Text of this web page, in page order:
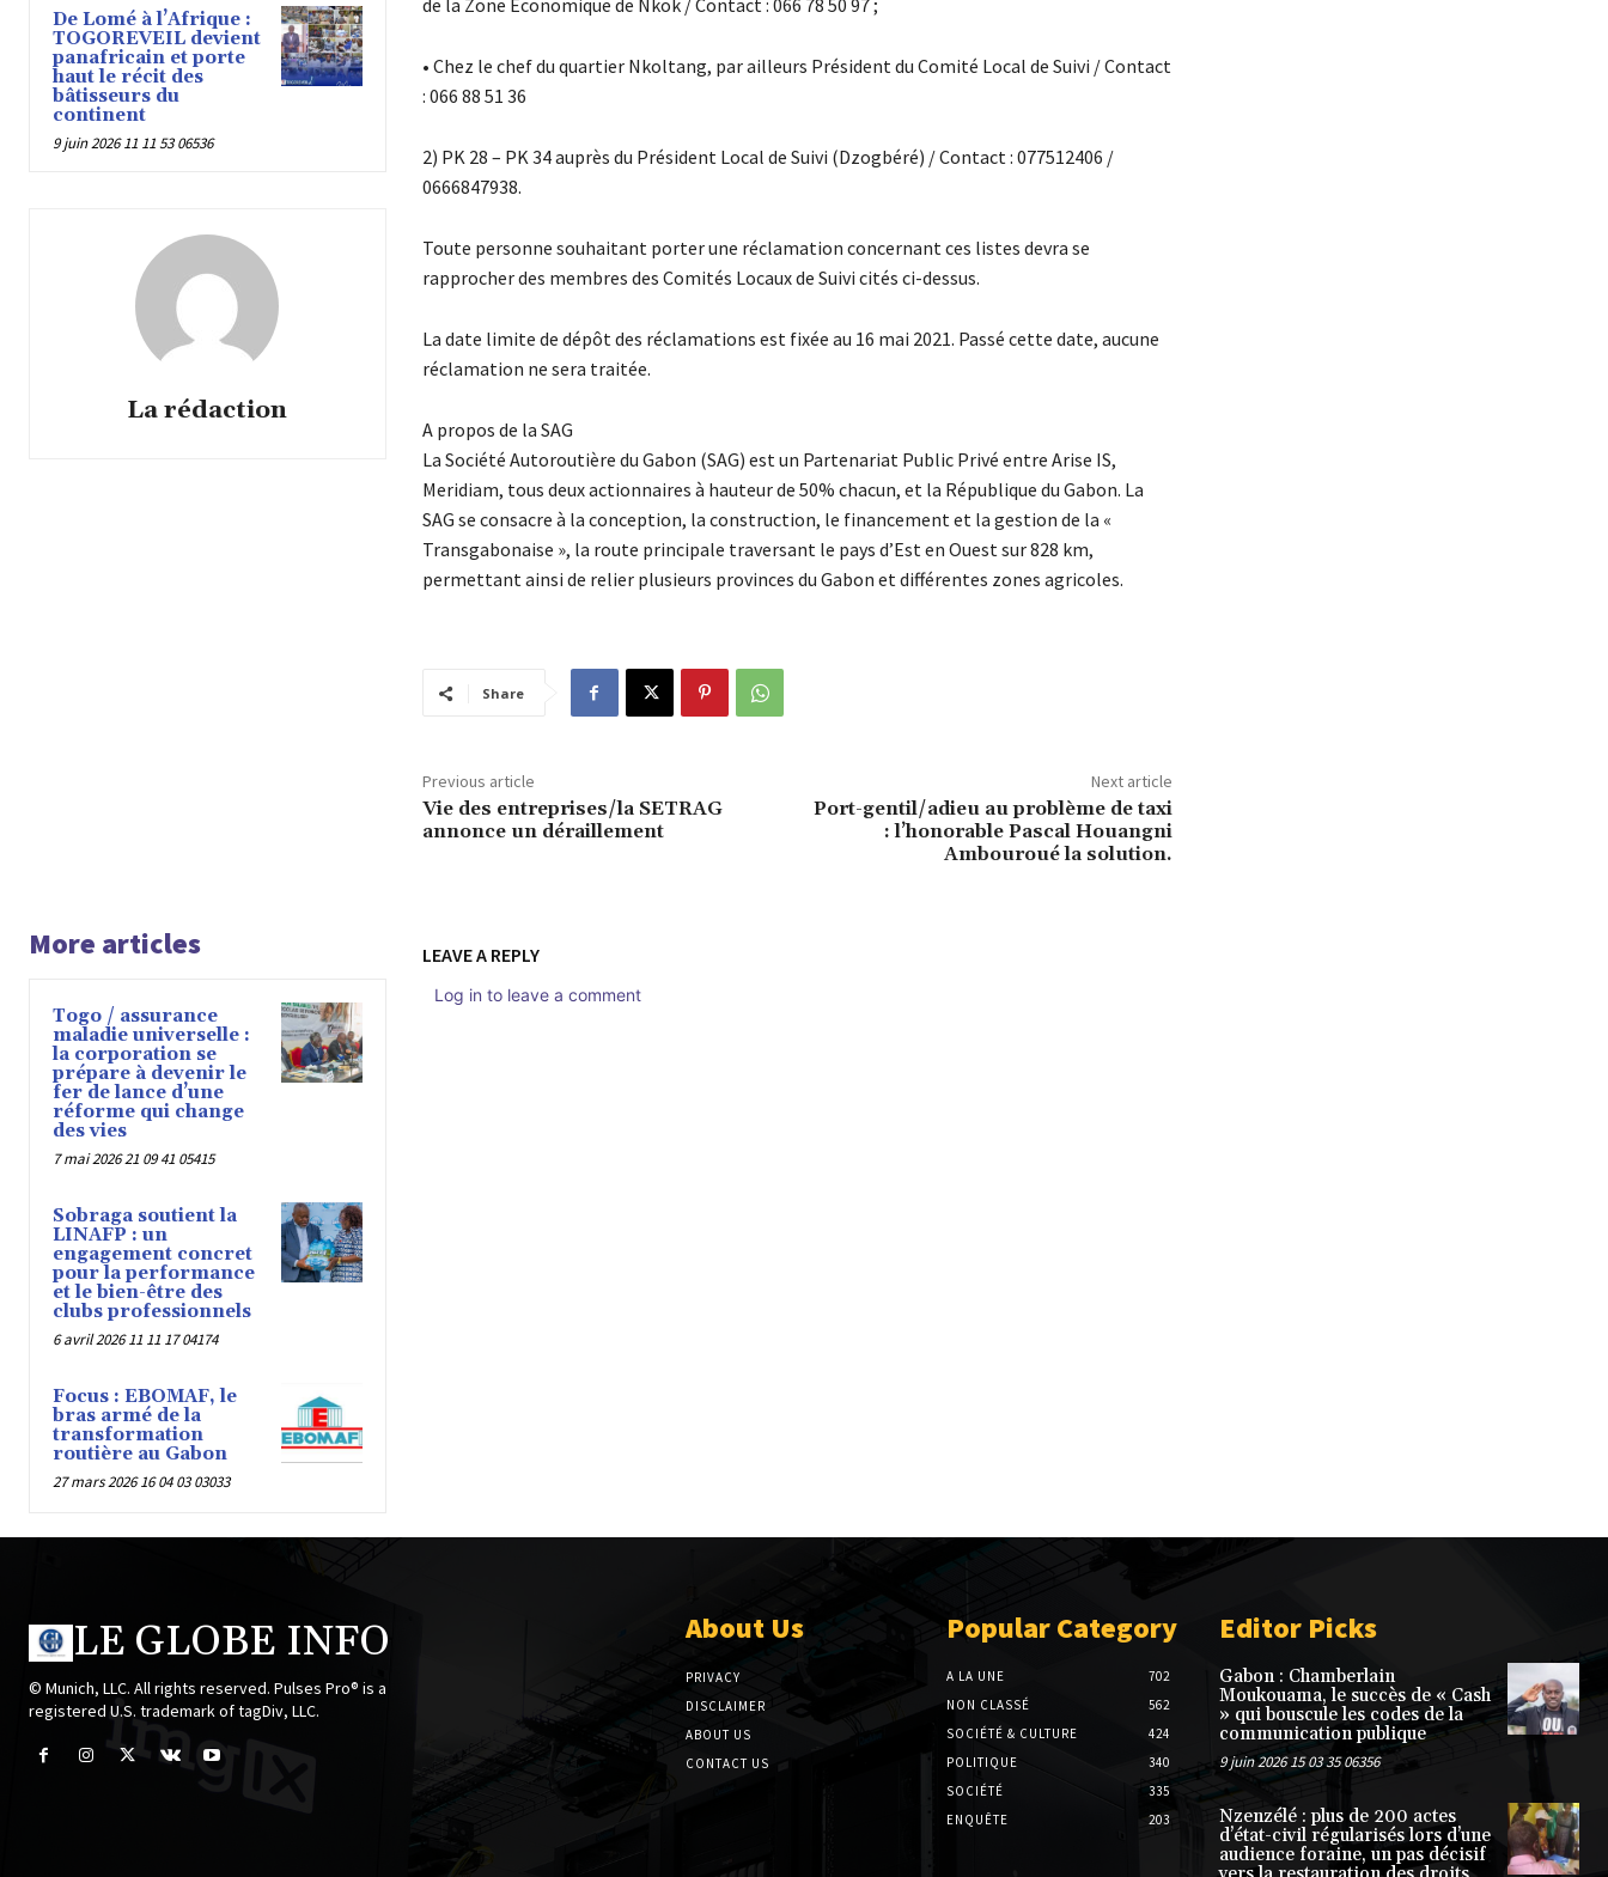
De Lomé à l’Afrique :
TOGOREVEIL devient
panafricain et porte
haut le récit des
bâtisseurs du
continent
9 juin 2026 11 11 53 06536
La rédaction
• Chez le chef du quartier Nkoltang, par ailleurs Président du Comité Local de Suivi / Contact
: 066 88 51 36
2) PK 28 – PK 34 auprès du Président Local de Suivi (Dzogbéré) / Contact : 077512406 /
0666847938.
Toute personne souhaitant porter une réclamation concernant ces listes devra se
rapprocher des membres des Comités Locaux de Suivi cités ci-dessus.
La date limite de dépôt des réclamations est fixée au 16 mai 2021. Passé cette date, aucune
réclamation ne sera traitée.
A propos de la SAG
La Société Autoroutière du Gabon (SAG) est un Partenariat Public Privé entre Arise IS,
Meridiam, tous deux actionnaires à hauteur de 50% chacun, et la République du Gabon. La
SAG se consacre à la conception, la construction, le financement et la gestion de la «
Transgabonaise », la route principale traversant le pays d’Est en Ouest sur 828 km,
permettant ainsi de relier plusieurs provinces du Gabon et différentes zones agricoles.
Share
Previous article
Vie des entreprises/la SETRAG
annonce un déraillement
Next article
Port-gentil/adieu au problème de taxi
: l’honorable Pascal Houangni
Ambouroué la solution.
More articles
Togo / assurance
maladie universelle :
la corporation se
prépare à devenir le
fer de lance d’une
réforme qui change
des vies
7 mai 2026 21 09 41 05415
Sobraga soutient la
LINAFP : un
engagement concret
pour la performance
et le bien-être des
clubs professionnels
6 avril 2026 11 11 17 04174
Focus : EBOMAF, le
bras armé de la
transformation
routière au Gabon
27 mars 2026 16 04 03 03033
LEAVE A REPLY
Log in to leave a comment
LE GLOBE INFO
© Munich, LLC. All rights reserved. Pulses Pro® is a
registered U.S. trademark of tagDiv, LLC.
About Us
PRIVACY
DISCLAIMER
ABOUT US
CONTACT US
Popular Category
A LA UNE
702
NON CLASSÉ
562
SOCIÉTÉ & CULTURE
424
POLITIQUE
340
SOCIÉTÉ
335
ENQUÊTE
203
Editor Picks
Gabon : Chamberlain
Moukouama, le succès de « Cash
» qui bouscule les codes de la
communication publique
9 juin 2026 15 03 35 06356
Nzenzélé : plus de 200 actes
d’état-civil régularisés lors d’une
audience foraine, un pas décisif